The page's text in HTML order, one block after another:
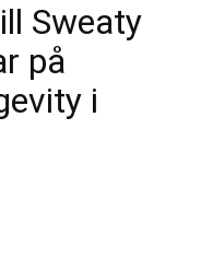
Sweaty
på
i